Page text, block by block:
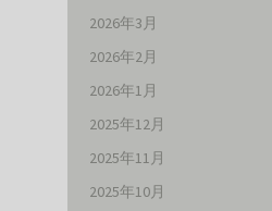
2026年3月
2026年2月
2026年1月
2025年12月
2025年11月
2025年10月